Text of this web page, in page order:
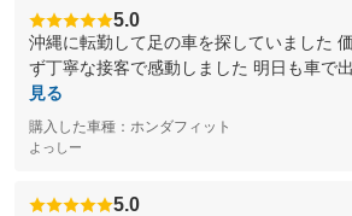
5.0
沖縄に転勤して足の車を探していました
ず丁寧な接客で感動しました 明日も車で
見る
購入した車種：ホンダフィット
よっしー
5.0